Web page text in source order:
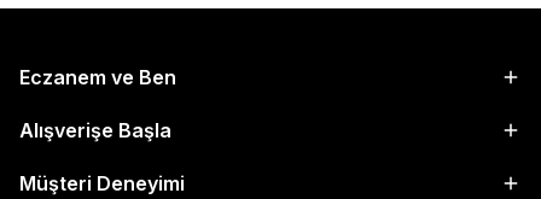
Eczanem ve Ben
Alışverişe Başla
Müşteri Deneyimi